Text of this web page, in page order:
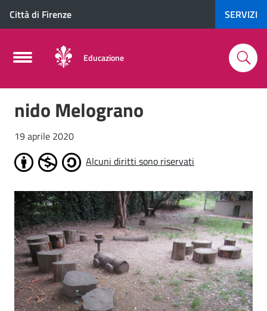
Città di Firenze SERVIZI
Educazione
nido Melograno
19 aprile 2020
Alcuni diritti sono riservati